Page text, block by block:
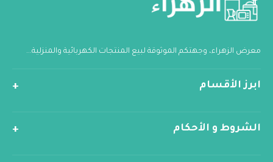
معرض الزهراء، وجهتكم الموثوقة لبيع المنتجات الكهربائية والمنزلية...
ابرز الأقسام
الشروط و الأحكام